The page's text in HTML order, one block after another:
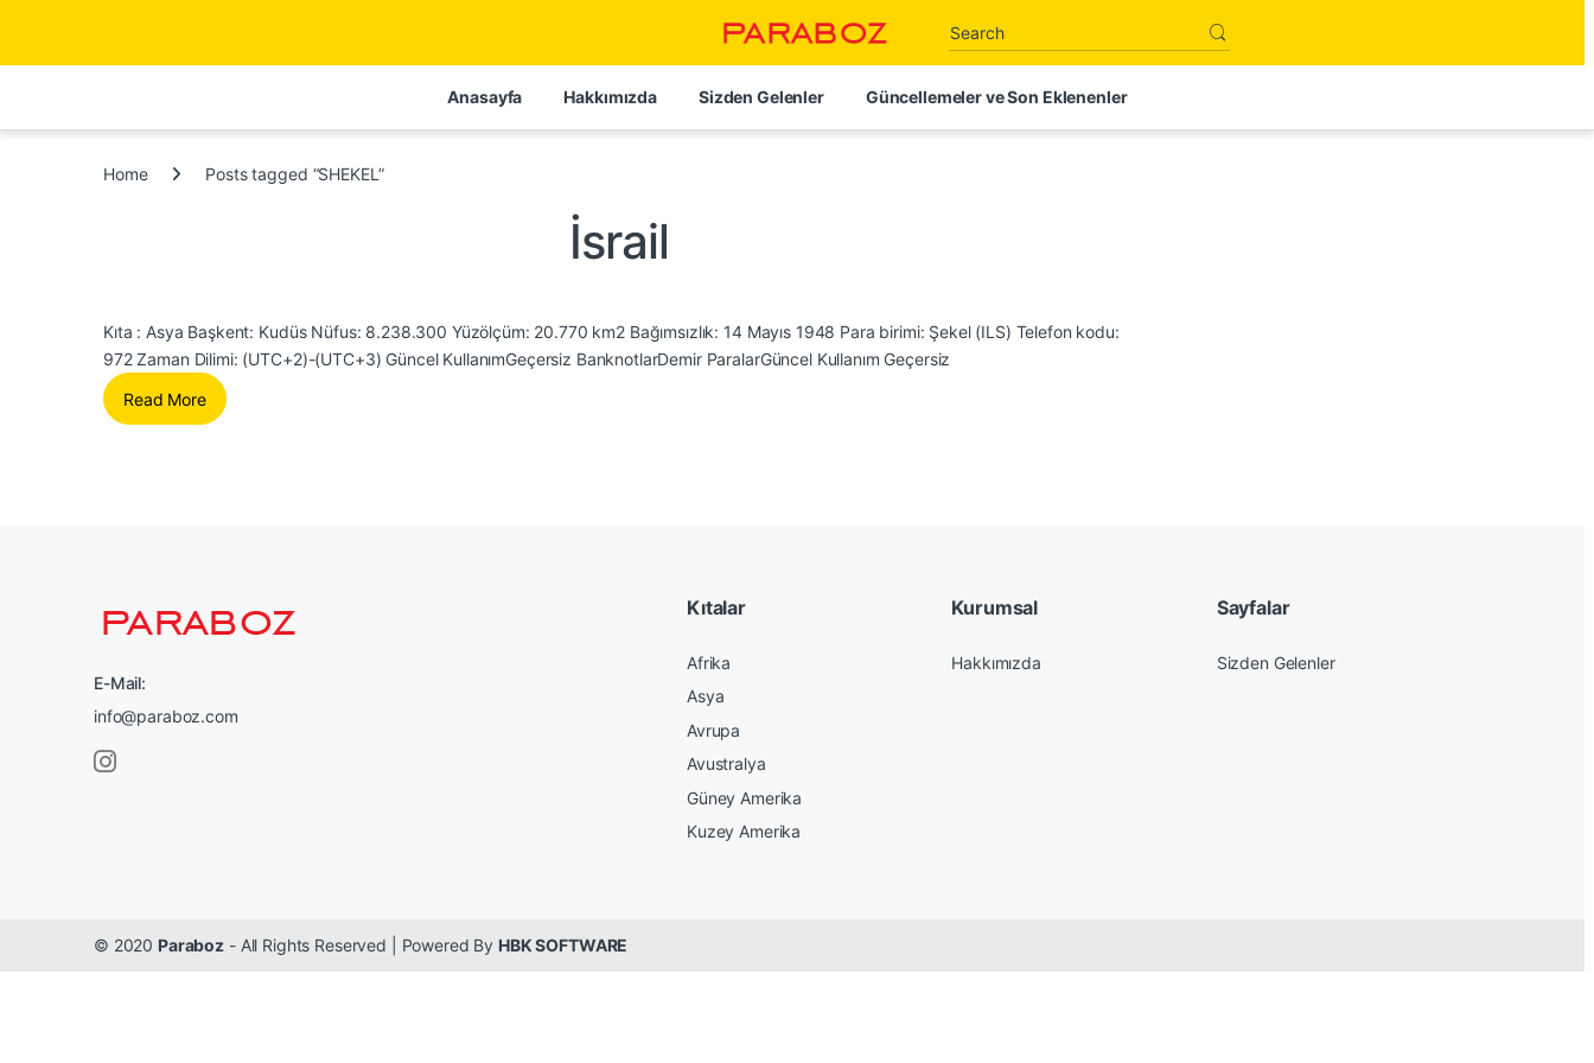
Search for:
Anasayfa
Hakkımızda Sizden Gelenler Güncellemeler ve Son Eklenenler
Home Posts tagged “SHEKEL”
İsrail
Kıta : Asya Başkent: Kudüs Nüfus: 8.238.300 Yüzölçüm: 20.770 km2 Bağımsızlık: 14 Mayıs 1948 Para birimi: Şekel (ILS) Telefon kodu:
972 Zaman Dilimi: (UTC+2)-(UTC+3) Güncel KullanımGeçersiz BanknotlarDemir ParalarGüncel Kullanım Geçersiz
Read More
E-Mail:
info@paraboz.com
Kıtalar
Afrika
Asya
Avrupa
Avustralya
Güney Amerika
Kuzey Amerika
Kurumsal
Hakkımızda
Sayfalar
Sizden Gelenler
© 2020 Paraboz - All Rights Reserved | Powered By HBK SOFTWARE